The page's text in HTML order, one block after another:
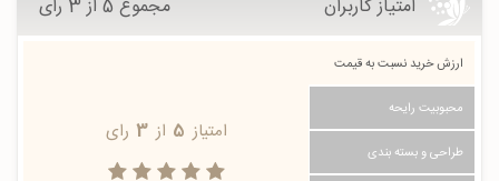
امتیاز کاربران مجموع 5 از 3 رای
ارزش خرید نسبت به قیمت
محبوبیت رایحه
طراحی و بسته بندی
امتیاز 5 از 3 رای